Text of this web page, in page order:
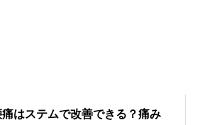
はステムで改善できる？痛み